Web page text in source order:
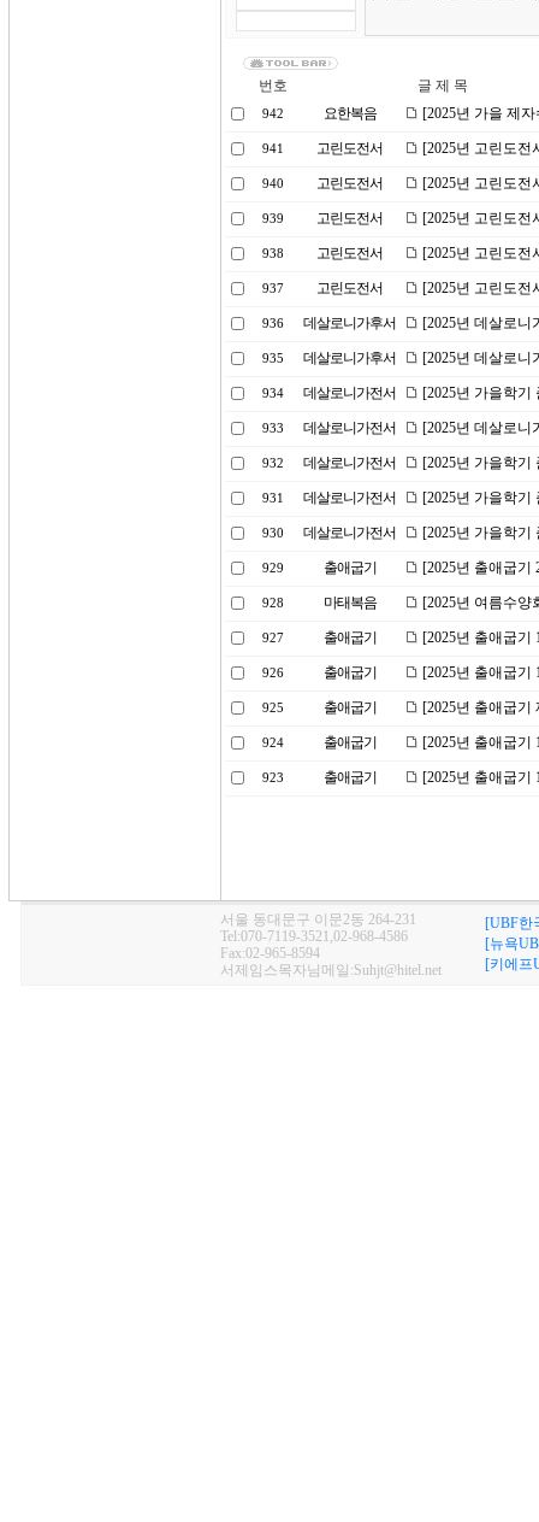
번호 글 제 목
942 요한복음 [2025년 가을 제
941 고린도전서 [2025년 고린도전
940 고린도전서 [2025년 고린도전
939 고린도전서 [2025년 고린도전
938 고린도전서 [2025년 고린도전
937 고린도전서 [2025년 고린도전
936 데살로니가후서 [2025년 데살로니
935 데살로니가후서 [2025년 데살로니
934 데살로니가전서 [2025년 가을학기
933 데살로니가전서 [2025년 데살로니
932 데살로니가전서 [2025년 가을학
931 데살로니가전서 [2025년 가을학기
930 데살로니가전서 [2025년 가을학기
929 출애굽기 [2025년 출애굽기
928 마태복음 [2025년 여름수양
927 출애굽기 [2025년 출애굽기
926 출애굽기 [2025년 출애굽기
925 출애굽기 [2025년 출애굽기
924 출애굽기 [2025년 출애굽기
923 출애굽기 [2025년 출애굽기
서울 동대문구 이문2동 264-231
Tel:070-7119-3521,02-968-4586
Fax:02-965-8594
서제임스목자님메일:Suhjt@hitel.net
[UBF한
[뉴욕
[키에프